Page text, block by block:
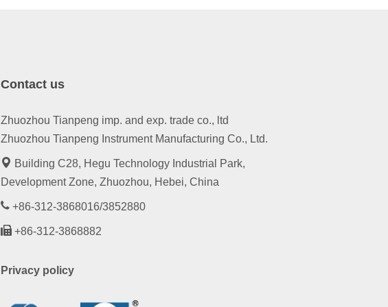
Contact us
Zhuozhou Tianpeng imp. and exp. trade co., ltd
Zhuozhou Tianpeng Instrument Manufacturing Co., Ltd.
Building C28, Hegu Technology Industrial Park,
Development Zone, Zhuozhou, Hebei, China
+86-312-3868016/3852880
+86-312-3868882
Privacy policy